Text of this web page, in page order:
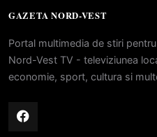
GAZETA NORD-VEST
Portal multimedia de stiri
Nord-Vest TV - televiziunea
economie, sport, cultura si